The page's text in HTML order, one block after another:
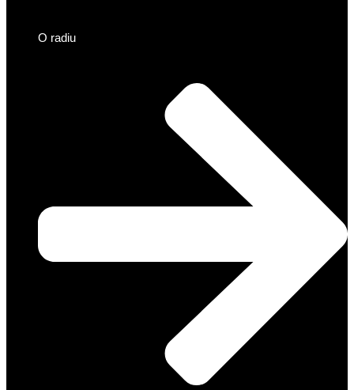
O radiu